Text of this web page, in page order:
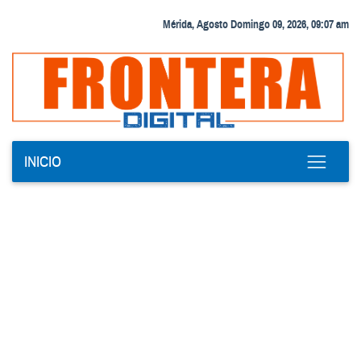
Mérida, Agosto Domingo 09, 2026, 09:07 am
INICIO